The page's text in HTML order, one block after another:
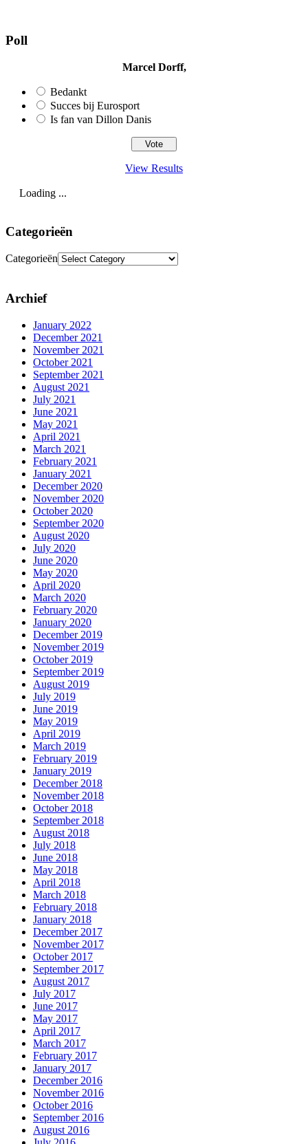
Poll
Marcel Dorff,
Bedankt
Succes bij Eurosport
Is fan van Dillon Danis
View Results
Loading ...
Categorieën
Categorieën
Archief
January 2022
December 2021
November 2021
October 2021
September 2021
August 2021
July 2021
June 2021
May 2021
April 2021
March 2021
February 2021
January 2021
December 2020
November 2020
October 2020
September 2020
August 2020
July 2020
June 2020
May 2020
April 2020
March 2020
February 2020
January 2020
December 2019
November 2019
October 2019
September 2019
August 2019
July 2019
June 2019
May 2019
April 2019
March 2019
February 2019
January 2019
December 2018
November 2018
October 2018
September 2018
August 2018
July 2018
June 2018
May 2018
April 2018
March 2018
February 2018
January 2018
December 2017
November 2017
October 2017
September 2017
August 2017
July 2017
June 2017
May 2017
April 2017
March 2017
February 2017
January 2017
December 2016
November 2016
October 2016
September 2016
August 2016